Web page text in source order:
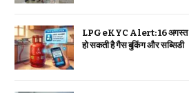
LPG eKYC Alert: 16 अगस्त
हो सकती है गैस बुकिंग और सब्सिडी